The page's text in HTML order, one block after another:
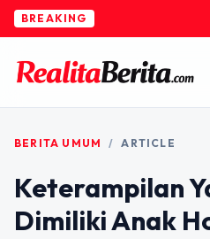
BREAKING
BERITA UMUM / ARTICLE
Keterampilan
Dimiliki Anak